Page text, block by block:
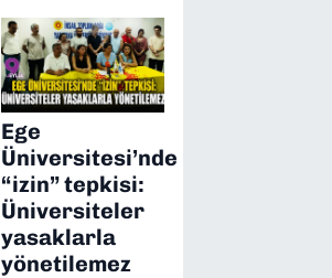
Ege
Üniversitesi’nde
“izin” tepkisi:
Üniversiteler
yasaklarla
yönetilemez